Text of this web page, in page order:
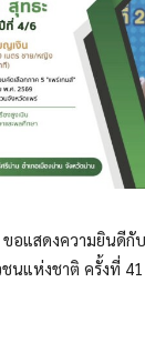
ขอแสดงความยินดีกั
ชนแห่งชาติ ครั้งที่